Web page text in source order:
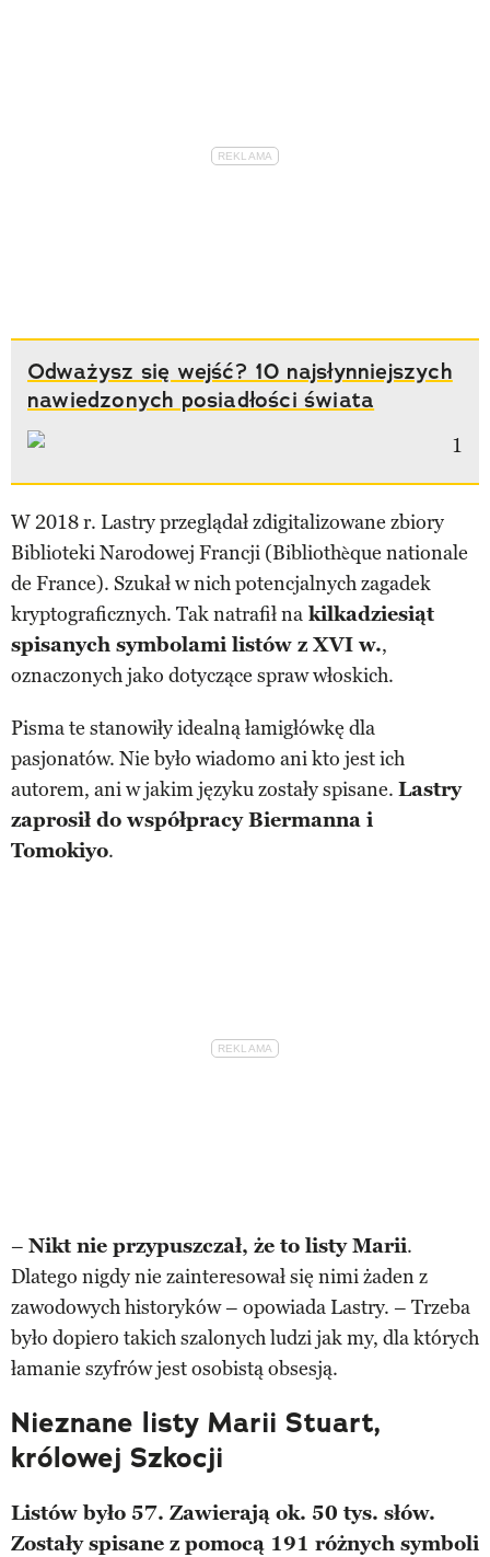
Odważysz się wejść? 10 najsłynniejszych
nawiedzonych posiadłości świata
W 2018 r. Lastry przeglądał zdigitalizowane zbiory
Biblioteki Narodowej Francji (Bibliothèque nationale
de France). Szukał w nich potencjalnych zagadek
kryptograficznych. Tak natrafił na kilkadziesiąt
spisanych symbolami listów z XVI w.,
oznaczonych jako dotyczące spraw włoskich.
Pisma te stanowiły idealną łamigłówkę dla
pasjonatów. Nie było wiadomo ani kto jest ich
autorem, ani w jakim języku zostały spisane. Lastry
zaprosił do współpracy Biermanna i
Tomokiyo.
– Nikt nie przypuszczał, że to listy Marii.
Dlatego nigdy nie zainteresował się nimi żaden z
zawodowych historyków – opowiada Lastry. – Trzeba
było dopiero takich szalonych ludzi jak my, dla których
łamanie szyfrów jest osobistą obsesją.
Nieznane listy Marii Stuart,
królowej Szkocji
Listów było 57. Zawierają ok. 50 tys. słów.
Zostały spisane z pomocą 191 różnych symboli